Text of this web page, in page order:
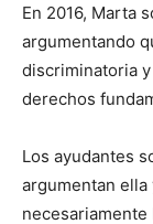
En 2016, Marta
argumentando
discriminatoria
derechos
Los ayudantes
argumentan
necesariamente